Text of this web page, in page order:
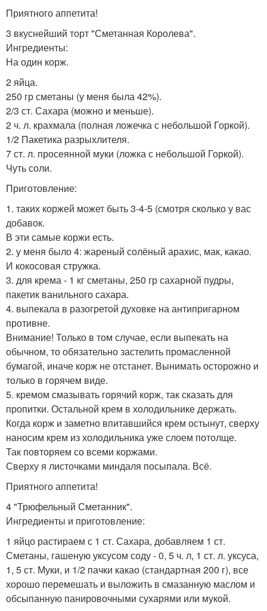
Приятного аппетита!
3 вкуснейший торт "Сметанная Королева".
Ингредиенты:
На один корж.
2 яйца.
250 гр сметаны (у меня была 42%).
2/3 ст. Сахара (можно и меньше).
2 ч. л. крахмала (полная ложечка с небольшой Горкой).
1/2 Пакетика разрыхлителя.
7 ст. л. просеянной муки (ложка с небольшой Горкой).
Чуть соли.
Приготовление:
1. таких коржей может быть 3-4-5 (смотря сколько у вас
добавок.
В эти самые коржи есть.
2. у меня было 4: жареный солёный арахис, мак, какао.
И кокосовая стружка.
3. для крема - 1 кг сметаны, 250 гр сахарной пудры,
пакетик ванильного сахара.
4. выпекала в разогретой духовке на антипригарном
противне.
Внимание! Только в том случае, если выпекать на
обычном, то обязательно застелить промасленной
бумагой, иначе корж не отстанет. Вынимать осторожно и
только в горячем виде.
5. кремом смазывать горячий корж, так сказать для
пропитки. Остальной крем в холодильнике держать.
Когда корж и заметно впитавшийся крем остынут, сверху
наносим крем из холодильника уже слоем потолще.
Так повторяем со всеми коржами.
Сверху я листочками миндаля посыпала. Всё.
Приятного аппетита!
4 "Трюфельный Сметанник".
Ингредиенты и приготовление:
1 яйцо растираем с 1 ст. Сахара, добавляем 1 ст.
Сметаны, гашеную уксусом соду - 0, 5 ч. л, 1 ст. л. уксуса,
1, 5 ст. Муки, и 1/2 пачки какао (стандартная 200 г), все
хорошо перемешать и выложить в смазанную маслом и
обсыпанную панировочными сухарями или мукой.